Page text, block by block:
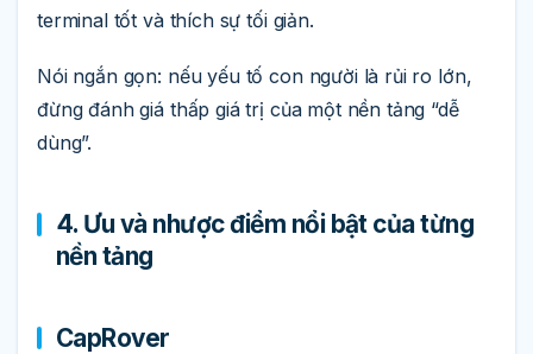
terminal tốt và thích sự tối giản.
Nói ngắn gọn: nếu yếu tố con người là rủi ro lớn,
đừng đánh giá thấp giá trị của một nền tảng “dễ
dùng”.
4. Ưu và nhược điểm nổi bật của từng
nền tảng
CapRover